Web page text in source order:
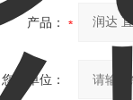
产品：
您的单位：